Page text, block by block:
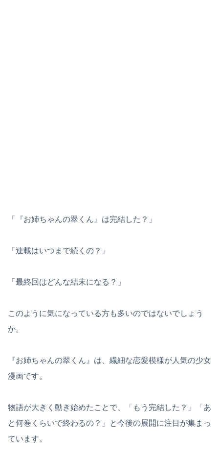
「『お姉ちゃんの翠くん』は完結した？」
「連載はいつまで続くの？」
「最終回はどんな結末になる？」
このように気になっている方も多いのではないでしょう
か。
『お姉ちゃんの翠くん』は、繊細な恋愛模様が人気の少女
漫画です。
物語が大きく動き始めたことで、「もう完結した？」「あ
と何巻くらいで終わるの？」と今後の展開に注目が集まっ
ています。